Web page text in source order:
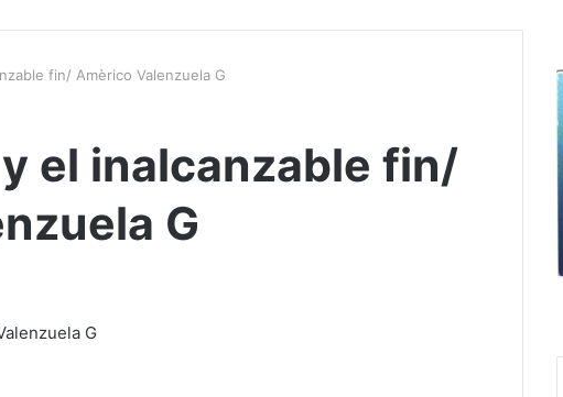
fin/ Amèrico Valenzuela G
el inalcanzable fin/
G
G